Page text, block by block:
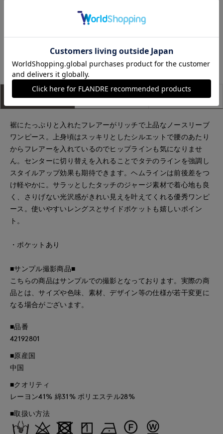
もっと見る
アイテム説明 サイズ詳細 購入レビュー
裾にたっぷりと入れたフレアーがリッチで上品なノースリーブ
ワンピース。上身頃はスッキリとしたシルエットで腰のあたり
からフレアーを入れているのでヒップラインも気になりませ
ん。センターに切り替えを入れることでタテのラインを強調し
スタイルアップ効果も期待できます。ヘムラインは前後差をつ
け軽やかに。サラッとしたタッチのジャージ素材で着心地も良
く、さりげない光沢感がきれい見えを叶えてくれる優秀ワンピ
ース。使いやすいレングスとサイドポケットも嬉しいポイン
ト。
・ポケットあり
■サンプル撮影商品■
こちらの商品はサンプルでの撮影となっております。実際の商
品とは、サイズや色味、素材、デザイン等の仕様が若干変更に
なる場合がございます。
■品番
42192801
■原産国
中国
■クオリティ
レーヨン41% 綿31% ポリエステル28%
■取扱い方法